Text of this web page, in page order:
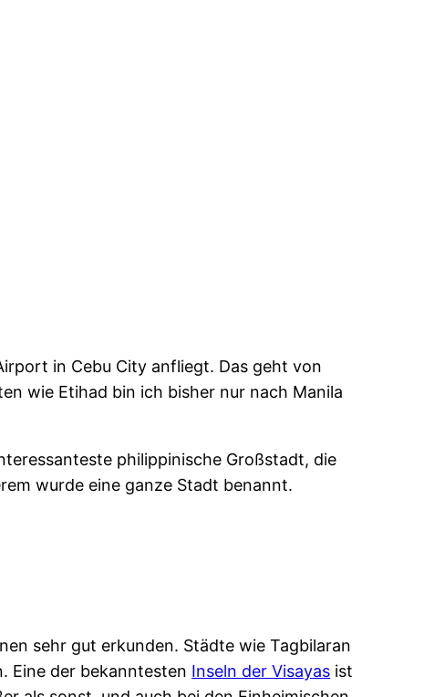
in Cebu City anfliegt. Das geht von
wie Etihad bin ich bisher nur nach Manila
philippinische Großstadt, die
wurde eine ganze Stadt benannt.
sehr gut erkunden. Städte wie Tagbilaran
Eine der bekanntesten Inseln der Visayas ist